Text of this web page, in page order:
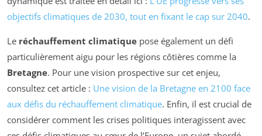
objectifs climatiques de 2030, tout en fixant le cap sur 2040.
Le réchauffement climatique pose également un défi
particulièrement aigu pour les régions côtières comme la
Bretagne. Pour une vision prospective sur cet enjeu,
consultez cet article : Une vision de la Bretagne en 2100 face
aux défis du réchauffement climatique. Enfin, il est crucial de
considérer comment les crises politiques interagissent avec